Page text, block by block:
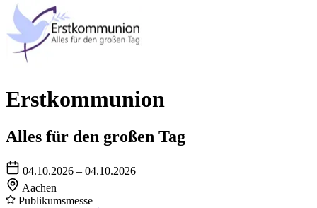
Erstkommunion
Alles für den großen Tag
04.10.2026 – 04.10.2026
Aachen
Publikumsmesse